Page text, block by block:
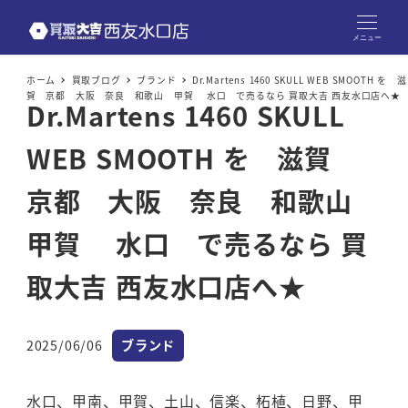
メニュー
ホーム 買取ブログ ブランド
Dr.Martens 1460 SKULL WEB SMOOTH を 滋
賀 京都 大阪 奈良 和歌山 甲賀 水口 で売るなら 買取大吉 西友水口店へ★
Dr.Martens 1460 SKULL
WEB SMOOTH を 滋賀
京都 大阪 奈良 和歌山
甲賀 水口 で売るなら 買
取大吉 西友水口店へ★
投稿日
2025/06/06 カテゴリー
ブランド
水口、甲南、甲賀、土山、信楽、柘植、日野、甲